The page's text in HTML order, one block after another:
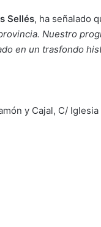
Sellés, ha señalado
Nuestro
en un trasfondo
y Cajal, C/